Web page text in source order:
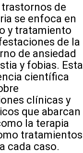
de
se enfoca en
y tratamiento
de la
de ansiedad
y fobias. Esta
científica
clínicas y
que abarcan
la terapia
tratamientos
cada caso.